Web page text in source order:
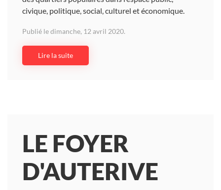
civique, politique, social, culturel et économique.
Publié le dimanche, 12 avril 2020.
Lire la suite
LE FOYER
D'AUTERIVE